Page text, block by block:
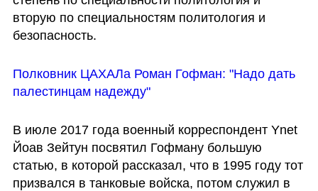
вторую по специальностям политология и
безопасность.
Полковник ЦАХАЛа Роман Гофман: "Надо дать
палестинцам надежду"
В июле 2017 года военный корреспондент Ynet
Йоав Зейтун посвятил Гофману большую
статью, в которой рассказал, что в 1995 году тот
призвался в танковые войска, потом служил в